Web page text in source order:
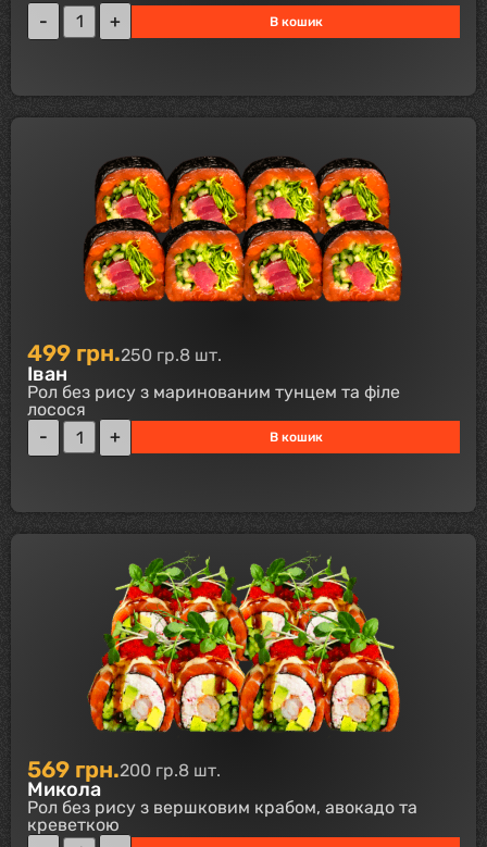
В кошик
499 грн.250 гр.8 шт.
Іван
Рол без рису з маринованим тунцем та філе
лосося
В кошик
569 грн.200 гр.8 шт.
Микола
Рол без рису з вершковим крабом, авокадо та
креветкою